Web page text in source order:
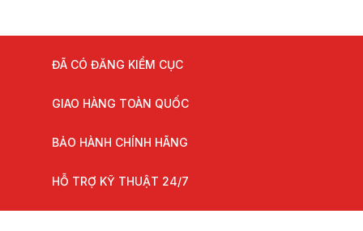
ĐÃ CÓ ĐĂNG KIỂM CỤC
GIAO HÀNG TOÀN QUỐC
BẢO HÀNH CHÍNH HÃNG
HỖ TRỢ KỸ THUẬT 24/7